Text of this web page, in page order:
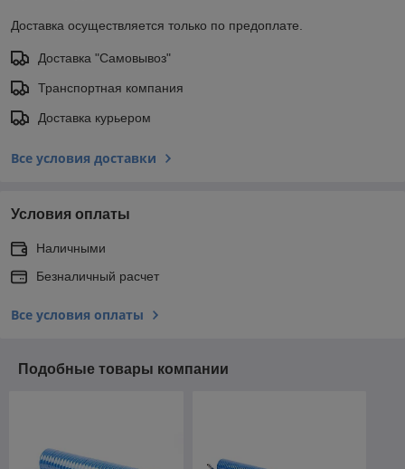
Доставка осуществляется только по предоплате.
Доставка "Самовывоз"
Транспортная компания
Доставка курьером
Все условия доставки
Условия оплаты
Наличными
Безналичный расчет
Все условия оплаты
Подобные товары компании